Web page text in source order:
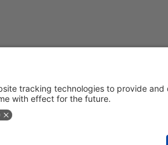
Center
款
們